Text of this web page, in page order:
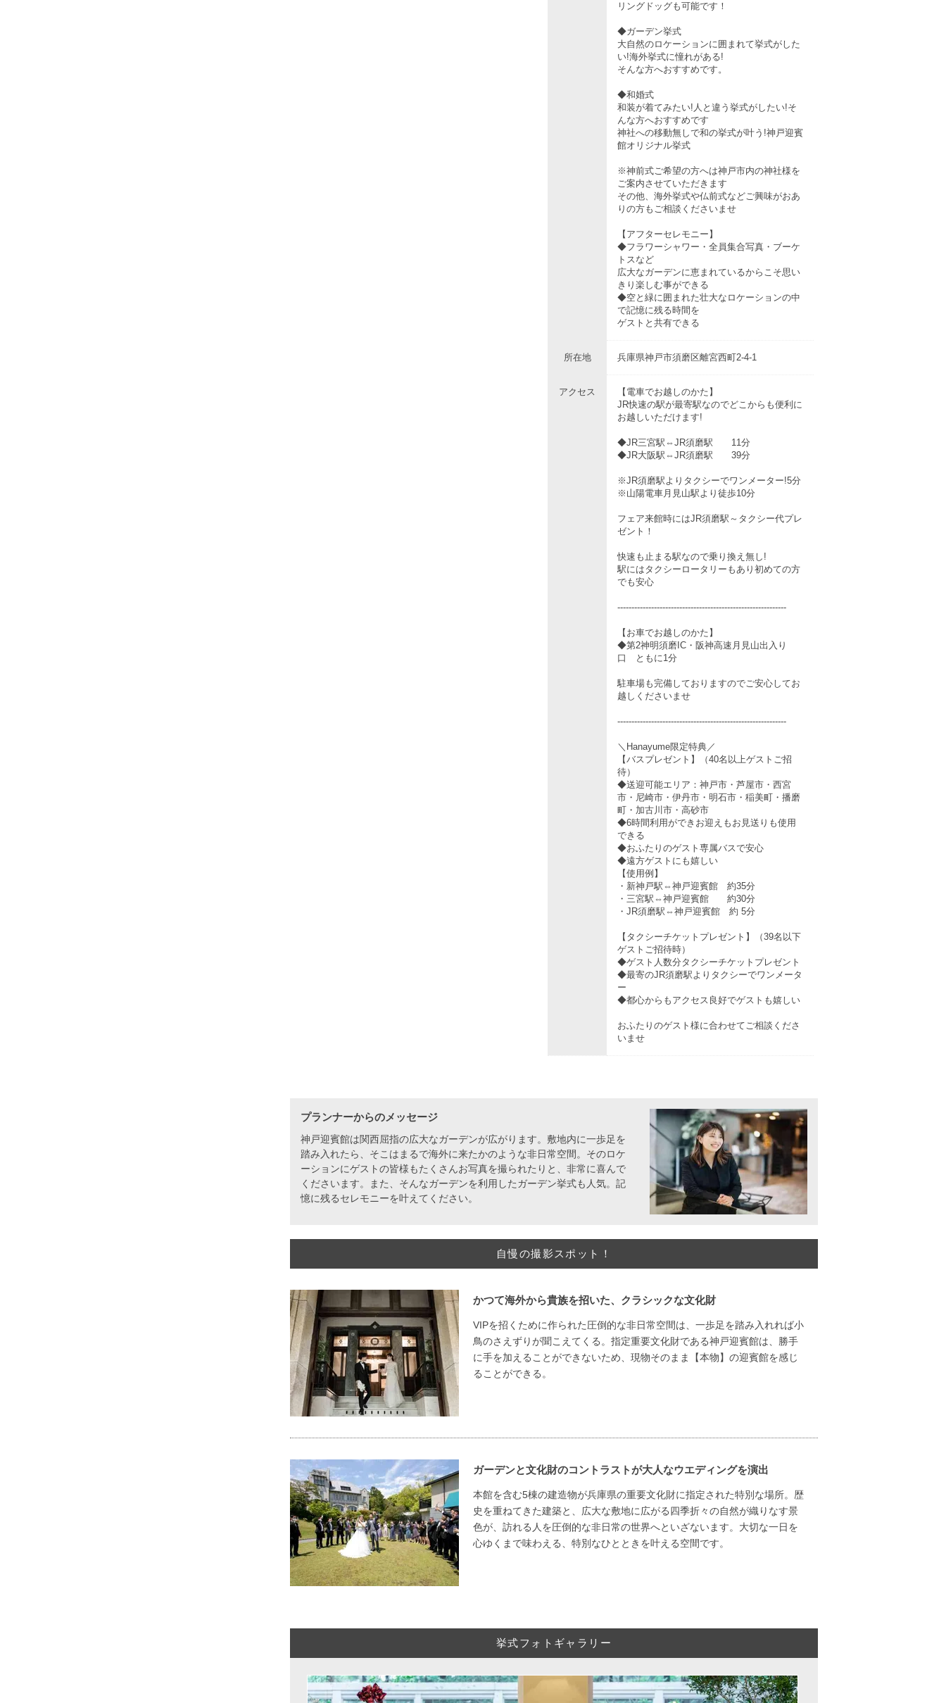
リングドッグも可能です！
◆ガーデン挙式
大自然のロケーションに囲まれて挙式がした
い!海外挙式に憧れがある!
そんな方へおすすめです。
◆和婚式
和装が着てみたい!人と違う挙式がしたい!そ
んな方へおすすめです
神社への移動無しで和の挙式が叶う!神戸迎賓
館オリジナル挙式
※神前式ご希望の方へは神戸市内の神社様を
ご案内させていただきます
その他、海外挙式や仏前式などご興味がおあ
りの方もご相談くださいませ
【アフターセレモニー】
◆フラワーシャワー・全員集合写真・ブーケ
トスなど
広大なガーデンに恵まれているからこそ思い
きり楽しむ事ができる
◆空と緑に囲まれた壮大なロケーションの中
で記憶に残る時間を
ゲストと共有できる
所在地 兵庫県神戸市須磨区離宮西町2-4-1
アクセス
【電車でお越しのかた】
JR快速の駅が最寄駅なのでどこからも便利に
お越しいただけます!
◆JR三宮駅⇔JR須磨駅 11分
◆JR大阪駅⇔JR須磨駅 39分
※JR須磨駅よりタクシーでワンメーター!5分
※山陽電車月見山駅より徒歩10分
フェア来館時にはJR須磨駅～タクシー代プレ
ゼント！
快速も止まる駅なので乗り換え無し!
駅にはタクシーロータリーもあり初めての方
でも安心
------------------------------------------------------------
【お車でお越しのかた】
◆第2神明須磨IC・阪神高速月見山出入り
口 ともに1分
駐車場も完備しておりますのでご安心してお
越しくださいませ
------------------------------------------------------------
＼Hanayume限定特典／
【バスプレゼント】（40名以上ゲストご招
待）
◆送迎可能エリア：神戸市・芦屋市・西宮
市・尼崎市・伊丹市・明石市・稲美町・播磨
町・加古川市・高砂市
◆6時間利用ができお迎えもお見送りも使用
できる
◆おふたりのゲスト専属バスで安心
◆遠方ゲストにも嬉しい
【使用例】
・新神戸駅⇔神戸迎賓館 約35分
・三宮駅⇔神戸迎賓館 約30分
・JR須磨駅⇔神戸迎賓館 約 5分
【タクシーチケットプレゼント】（39名以下
ゲストご招待時）
◆ゲスト人数分タクシーチケットプレゼント
◆最寄のJR須磨駅よりタクシーでワンメータ
ー
◆都心からもアクセス良好でゲストも嬉しい
おふたりのゲスト様に合わせてご相談くださ
いませ
プランナーからのメッセージ
神戸迎賓館は関西屈指の広大なガーデンが広がります。敷地内に一歩足を
踏み入れたら、そこはまるで海外に来たかのような非日常空間。そのロケ
ーションにゲストの皆様もたくさんお写真を撮られたりと、非常に喜んで
くださいます。また、そんなガーデンを利用したガーデン挙式も人気。記
憶に残るセレモニーを叶えてください。
自慢の撮影スポット！
かつて海外から貴族を招いた、クラシックな文化財
VIPを招くために作られた圧倒的な非日常空間は、一歩足を踏み入れれば小
鳥のさえずりが聞こえてくる。指定重要文化財である神戸迎賓館は、勝手
に手を加えることができないため、現物そのまま【本物】の迎賓館を感じ
ることができる。
ガーデンと文化財のコントラストが大人なウエディングを演出
本館を含む5棟の建造物が兵庫県の重要文化財に指定された特別な場所。歴
史を重ねてきた建築と、広大な敷地に広がる四季折々の自然が織りなす景
色が、訪れる人を圧倒的な非日常の世界へといざないます。大切な一日を
心ゆくまで味わえる、特別なひとときを叶える空間です。
挙式フォトギャラリー